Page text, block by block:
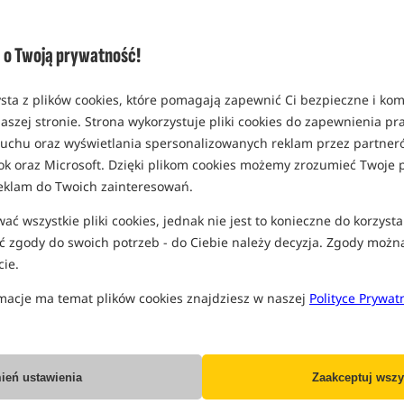
o Twoją prywatność!
z plików cookies, które pomagają zapewnić Ci bezpieczne i
stronie. Strona wykorzystuje pliki cookies do zapewnienia
oraz wyświetlania spersonalizowanych reklam przez
oraz Microsoft. Dzięki plikom cookies możemy zrozumieć Twoje
do Twoich zainteresowań.
wszystkie pliki cookies, jednak nie jest to konieczne do
zgody do swoich potrzeb - do Ciebie należy decyzja. Zgody
ma temat plików cookies znajdziesz w naszej Polityce
ustawienia Zaakceptuj
UnderCarp Boom
Fluorocarbon Stiff Link
39,99 PLN
otrzymujesz0,44 pkt
KUP
Gardner Tiger Line
164,49PLN
otrzymujesz1,34 pkt
KUP
Promocja 5,0